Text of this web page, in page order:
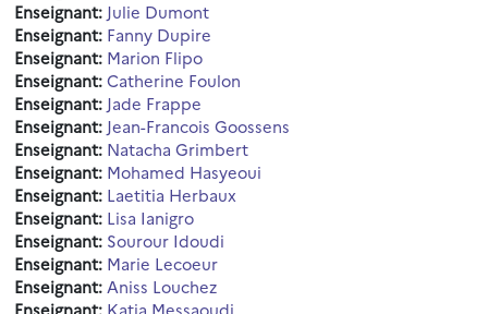
Enseignant: Julie Dumont
Enseignant: Fanny Dupire
Enseignant: Marion Flipo
Enseignant:Catherine Foulon
Enseignant: Jade Frappe
Enseignant: Jean-Francois Goossens
Enseignant: Natacha Grimbert
Enseignant: Mohamed Hasyeoui
Enseignant: Laetitia Herbaux
Enseignant: Lisa Ianigro
Enseignant: Sourour Idoudi
Enseignant: Marie Lecoeur
Enseignant: Aniss Louchez
Enseignant: Katia Messaoudi